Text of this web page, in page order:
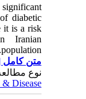
significant
of diabetic
it is a risk
Iranian
population.
متن کامل[PDF 311 kb]
نوع
& Disease